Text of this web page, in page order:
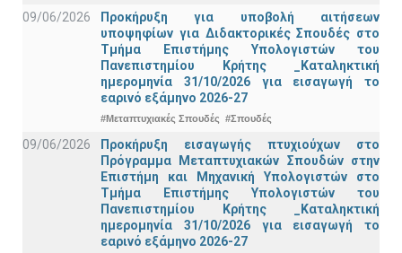
09/06/2026
Προκήρυξη για υποβολή αιτήσεων
υποψηφίων για Διδακτορικές Σπουδές στο
Τμήμα Eπιστήμης Υπολογιστών του
Πανεπιστημίου Κρήτης _Καταληκτική
ημερομηνία 31/10/2026 για εισαγωγή το
εαρινό εξάμηνο 2026-27
#Μεταπτυχιακές Σπουδές #Σπουδές
09/06/2026
Προκήρυξη εισαγωγής πτυχιούχων στo
Πρόγραμμα Μεταπτυχιακών Σπουδών στην
Επιστήμη και Μηχανική Υπολογιστών στο
Τμήμα Eπιστήμης Υπολογιστών του
Πανεπιστημίου Κρήτης _Καταληκτική
ημερομηνία 31/10/2026 για εισαγωγή το
εαρινό εξάμηνο 2026-27